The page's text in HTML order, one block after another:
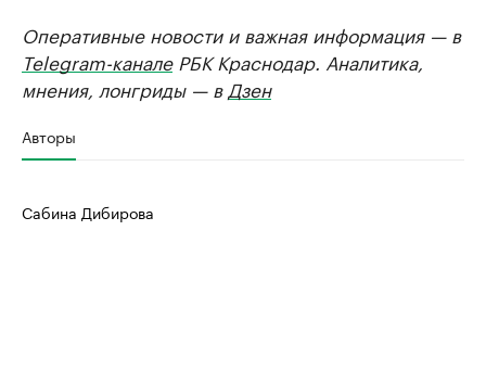
Оперативные новости и важная информация — в
Telegram-каналеРБК Краснодар. Аналитика,
мнения, лонгриды — в Дзен
Авторы
Сабина Дибирова